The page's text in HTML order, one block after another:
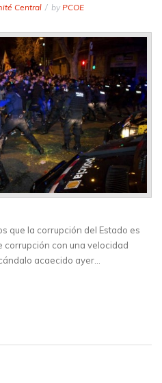
Central by PCOE
que la corrupción del Estado es
corrupción con una velocidad
acaecido ayer…